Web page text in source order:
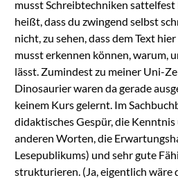
musst Schreibtechniken
heißt, dass du zwingend selbst
nicht, zu sehen, dass dem Text
musst erkennen können, warum,
lässt. Zumindest zu meiner Uni-
Dinosaurier waren da gerade
keinem Kurs gelernt. Im
didaktisches Gespür, die
anderen Worten, die
Lesepublikums) und sehr gute
strukturieren. (Ja, eigentlich wäre